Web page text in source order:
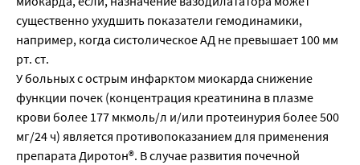
существенно ухудшить показатели гемодинамики,
например, когда систолическое АД не превышает 100 мм
рт. ст.
У больных с острым инфарктом миокарда снижение
функции почек (концентрация креатинина в плазме
крови более 177 мкмоль/л и/или протеинурия более 500
мг/24 ч) является противопоказанием для применения
препарата Диротон®. В случае развития почечной